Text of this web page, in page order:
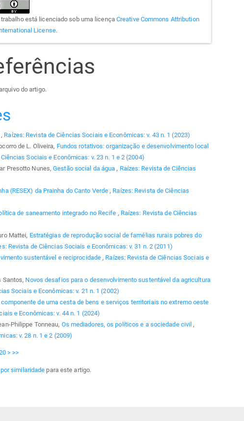
trabalho está licenciado sob uma licença Creative Commons Attribution
License.
do artigo.
, Raízes: Revista de Ciências Sociais e Econômicas: v. 43 n. 1 (2023)
de L. Oliveira, Fundos rotativos: organização e desenvolvimento local
Sociais e Econômicas: v. 23 n. 1 e 2 (2004)
Presotto Nunes,Gestão social da água, Raízes: Revista de Ciências
(RESEX) da Prainha do Canto Verde, Raízes: Revista de Ciências
de saneamento integrado no Recife , Raízes: Revista de Ciências
Mattei, Estratégias de reprodução social de famélias rurais pobres do
Revista de Ciências Sociais e Econômicas: v. 31 n. 2 (2011)
sustentável e reciprocidade, Raízes: Revista de Ciências Sociais e
Santos, Novos desafios para o desenvolvimento sustentável da agricultura
Sociais e Econômicas: v. 21 n. 1 (2002)
de uma cesta de bens e serviços territoriais no extremo oeste
e Econômicas: v. 44 n. 1 (2024)
Philippe Tonneau, Os mediadores, os políticos e a sociedade civil,
v. 28 n. 1 e 2 (2009)
> >>
similaridade para este artigo.